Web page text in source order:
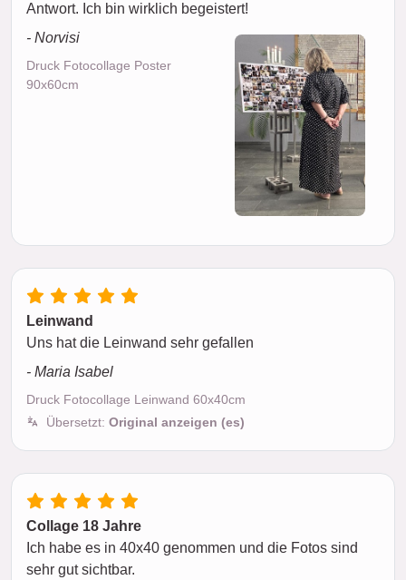
Antwort. Ich bin wirklich begeistert!
- Norvisi
Druck Fotocollage Poster
90x60cm
Leinwand
Uns hat die Leinwand sehr gefallen
- Maria Isabel
Druck Fotocollage Leinwand 60x40cm
Übersetzt: Original anzeigen (es)
Collage 18 Jahre
Ich habe es in 40x40 genommen und die Fotos sind
sehr gut sichtbar.